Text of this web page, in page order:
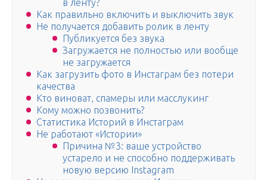
в ленту?
Как правильно включить и выключить звук
Не получается добавить ролик в ленту
Публикуется без звука
Загружается не полностью или вообще
не загружается
Как загрузить фото в Инстаграм без потери
качества
Кто виноват, спамеры или масслукинг
Кому можно позвонить?
Статистика Историй в Инстаграм
Не работают «Истории»
Причина №3: ваше устройство
устарело и не способно поддерживать
новую версию Instagram